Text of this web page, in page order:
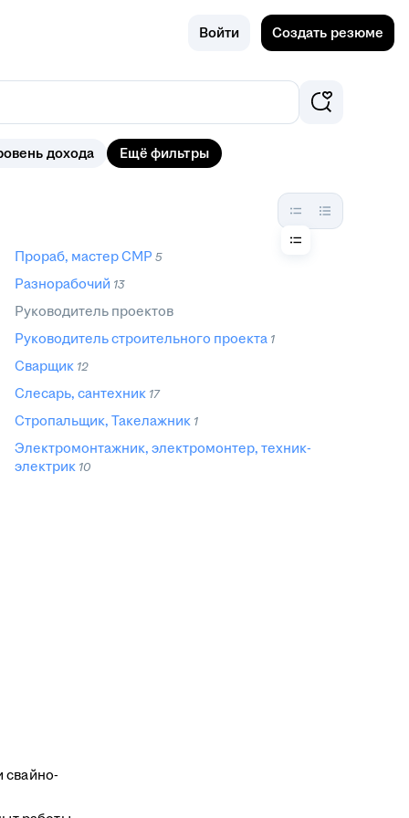
Войти Создать резюме
дохода Ещё фильтры
Прораб, мастер СМР 5
Разнорабочий 13
Руководитель проектов
Руководитель строительного проекта 1
Сварщик 12
Слесарь, сантехник 17
Стропальщик, Такелажник 1
Электромонтажник, электромонтер, техник-
электрик 10
свайно-